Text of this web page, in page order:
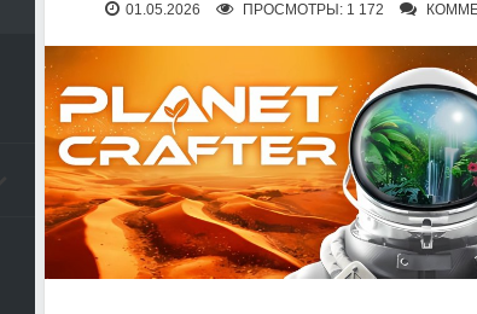
01.05.2026 ПРОСМОТРЫ: 1 172